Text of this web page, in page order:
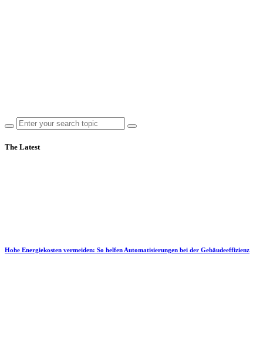
The Latest
Hohe Energiekosten vermeiden: So helfen Automatisierungen bei der Gebäudeeffizienz